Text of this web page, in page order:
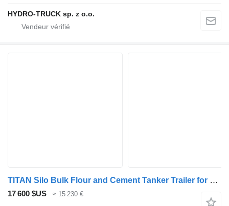
HYDRO-TRUCK sp. z o.o.
TITAN Silo Bulk Flour and Cement Tanker Trailer for Sale - W
17 600 $US ≈ 15 230 €